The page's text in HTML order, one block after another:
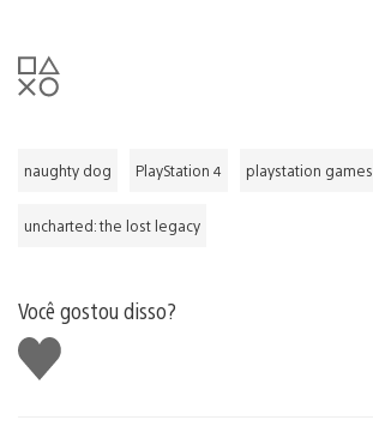
naughty dog PlayStation 4 playstation games
uncharted: the lost legacy
Você gostou disso?
Curtir